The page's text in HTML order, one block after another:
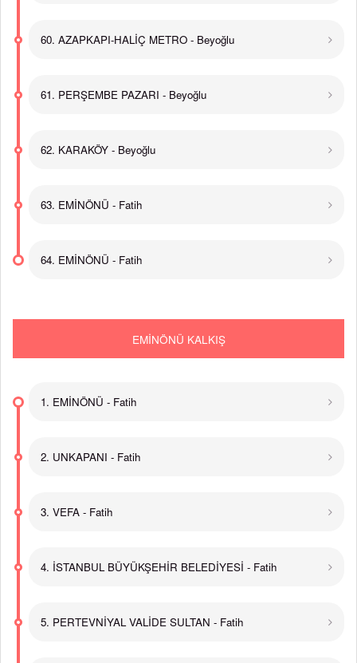
60. AZAPKAPI-HALİÇ METRO - Beyoğlu
61. PERŞEMBE PAZARI - Beyoğlu
62. KARAKÖY - Beyoğlu
63. EMİNÖNÜ - Fatih
64. EMİNÖNÜ - Fatih
EMİNÖNÜ KALKIŞ
1. EMİNÖNÜ - Fatih
2. UNKAPANI - Fatih
3. VEFA - Fatih
4. İSTANBUL BÜYÜKŞEHİR BELEDİYESİ - Fatih
5. PERTEVNİYAL VALİDE SULTAN - Fatih